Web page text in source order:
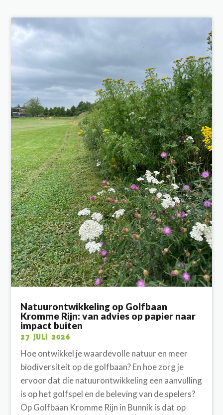
Natuurontwikkeling op Golfbaan
Kromme Rijn: van advies op papier naar
impact buiten
27 JULI 2026
Hoe ontwikkel je waardevolle natuur en meer
biodiversiteit op de golfbaan? En hoe zorg je
ervoor dat die natuurontwikkeling een aanvulling
is op het golfspel en de beleving van de spelers?
Op Golfbaan Kromme Rijn in Bunnik is dat op